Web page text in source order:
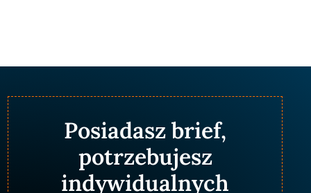
Posiadasz brief,
potrzebujesz
indywidualnych